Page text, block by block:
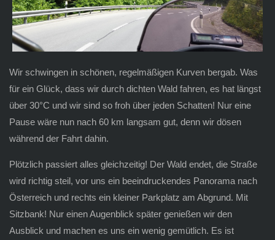
Wir schwingen in schönen, regelmäßigen Kurven bergab. Was
für ein Glück, dass wir durch dichten Wald fahren, es hat längst
über 30°C und wir sind so froh über jeden Schatten! Nur eine
Pause wäre nun nach 60 km langsam gut, denn wir dösen
während der Fahrt dahin.
Plötzlich passiert alles gleichzeitig! Der Wald endet, die Straße
wird richtig steil, vor uns ein beeindruckendes Panorama nach
Österreich und rechts ein kleiner Parkplatz am Abgrund. Mit
Sitzbank! Nur einen Augenblick später genießen wir den
Ausblick und machen es uns ein wenig gemütlich. Es ist